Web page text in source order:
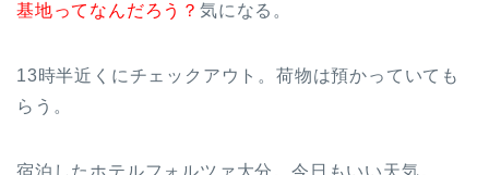
基地ってなんだろう？ 気になる。
13時半近くにチェックアウト。荷物は預かっていても
らう。
宿泊したホテルフォルツァ大分。今日もいい天気。